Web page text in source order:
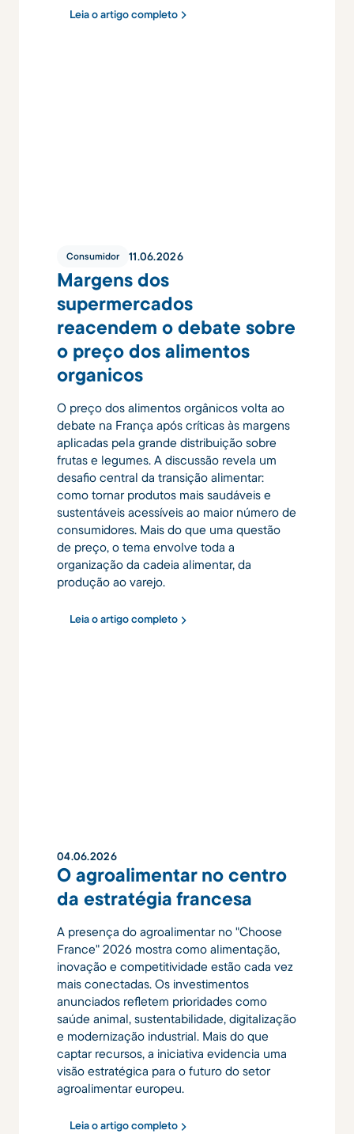
Leia o artigo completo
Consumidor 11.06.2026
Margens dos
supermercados
reacendem o debate sobre
o preço dos alimentos
organicos
O preço dos alimentos orgânicos volta ao
debate na França após críticas às margens
aplicadas pela grande distribuição sobre
frutas e legumes. A discussão revela um
desafio central da transição alimentar:
como tornar produtos mais saudáveis e
sustentáveis acessíveis ao maior número de
consumidores. Mais do que uma questão
de preço, o tema envolve toda a
organização da cadeia alimentar, da
produção ao varejo.
Leia o artigo completo
04.06.2026
O agroalimentar no centro
da estratégia francesa
A presença do agroalimentar no "Choose
France" 2026 mostra como alimentação,
inovação e competitividade estão cada vez
mais conectadas. Os investimentos
anunciados refletem prioridades como
saúde animal, sustentabilidade, digitalização
e modernização industrial. Mais do que
captar recursos, a iniciativa evidencia uma
visão estratégica para o futuro do setor
agroalimentar europeu.
Leia o artigo completo